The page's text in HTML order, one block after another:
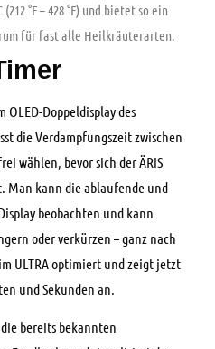
(212 °F – 428 °F) und bietet so ein
für fast alle Heilkräuterarten.
Doppeldisplay des
die Verdampfungszeit zwischen
wählen, bevor sich der ÄRiS
Man kann die ablaufende und
beobachten und kann
oder verkürzen – ganz nach
ULTRA optimiert und zeigt jetzt
und Sekunden an.
bereits bekannten